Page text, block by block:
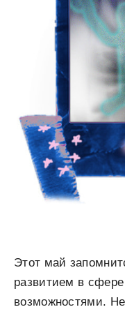
Этот май
развитием в
возможностями.